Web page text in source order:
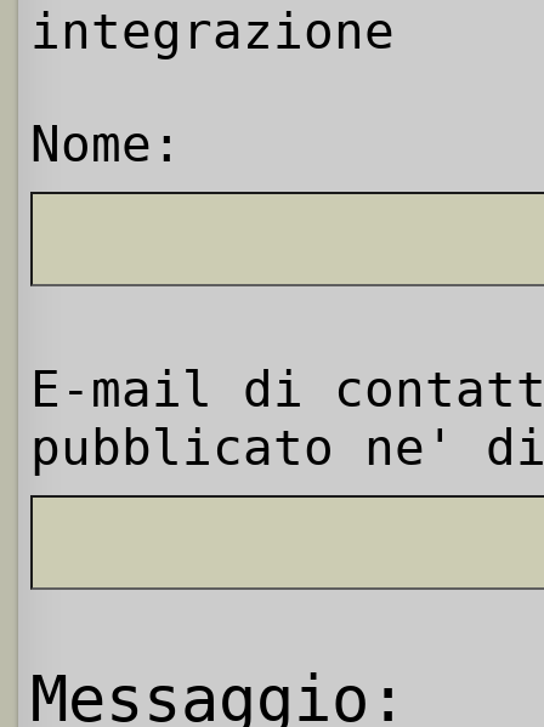
integrazione
Nome:
E-mail di
pubblicato ne'
Messaggio: